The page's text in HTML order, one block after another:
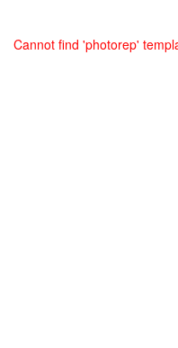
Cannot find 'photorep'